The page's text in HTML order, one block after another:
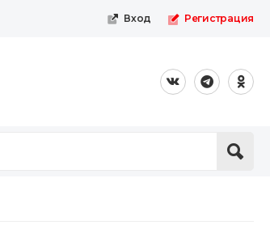
Вход Регистрация